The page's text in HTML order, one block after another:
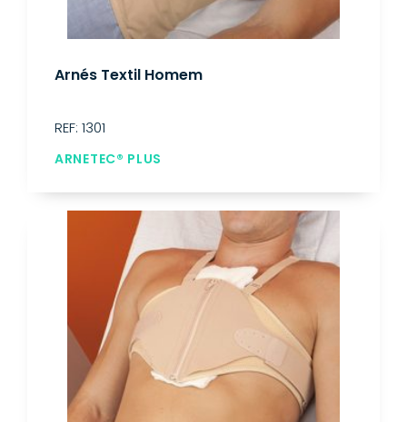
Arnés Textil Homem
REF: 1301
ARNETEC® PLUS